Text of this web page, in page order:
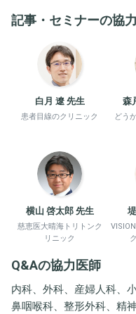
記事・セミナーの協
白月 遼 先生
患者目線のクリニック
森
どう
横山 啓太郎 先生
慈恵医大晴海トリトンク
リニック
Q&Aの協力医師
内科、外科、産婦人科、
鼻咽喉科、整形外科、精